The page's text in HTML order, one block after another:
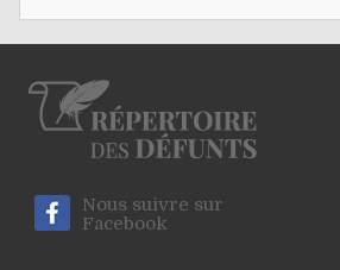
Nous suivre sur
Facebook